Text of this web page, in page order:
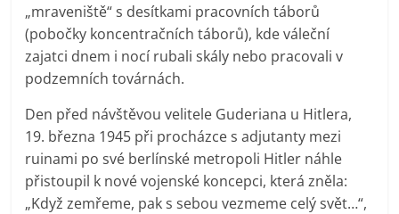
„mraveniště“ s desítkami pracovních táborů
(pobočky koncentračních táborů), kde váleční
zajatci dnem i nocí rubali skály nebo pracovali v
podzemních továrnách.
Den před návštěvou velitele Guderiana u Hitlera,
19. března 1945 při procházce s adjutanty mezi
ruinami po své berlínské metropoli Hitler náhle
přistoupil k nové vojenské koncepci, která zněla:
„Když zemřeme, pak s sebou vezmeme celý svět…“,